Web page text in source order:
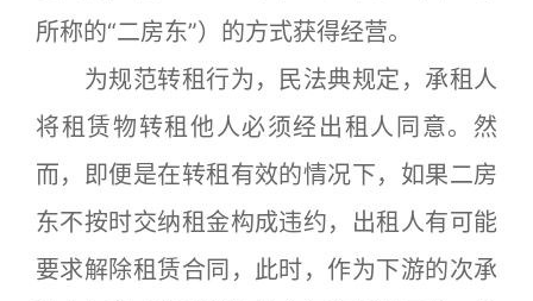
所称的“二房东”）的方式获得经营。
为规范转租行为，民法典规定，承租人
将租赁物转租他人必须经出租人同意。然
而，即便是在转租有效的情况下，如果二房
东不按时交纳租金构成违约，出租人有可能
要求解除租赁合同，此时，作为下游的次承